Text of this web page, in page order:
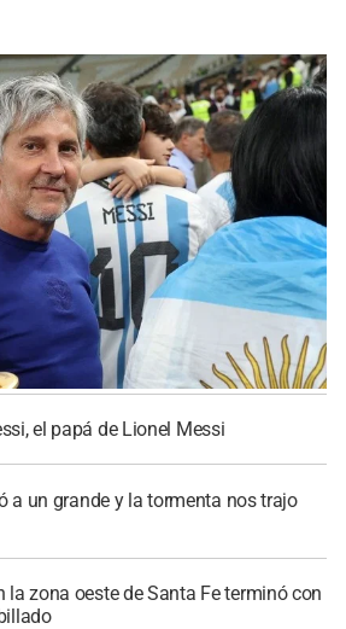
el papá de Lionel Messi
a un grande y la tormenta nos trajo
la zona oeste de Santa Fe terminó con